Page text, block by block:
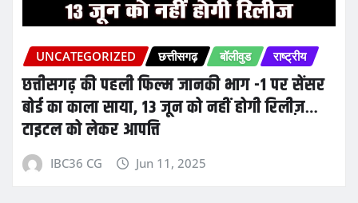
UNCATEGORIZED छत्तीसगढ़ बॉलीवुड राष्ट्रीय
छत्तीसगढ़ की पहली फिल्म जानकी भाग -1 पर सेंसर
बोर्ड का काला साया, 13 जून को नहीं होगी रिलीज़…
टाइटल को लेकर आपत्ति
IBC36 CG Jun 11, 2025